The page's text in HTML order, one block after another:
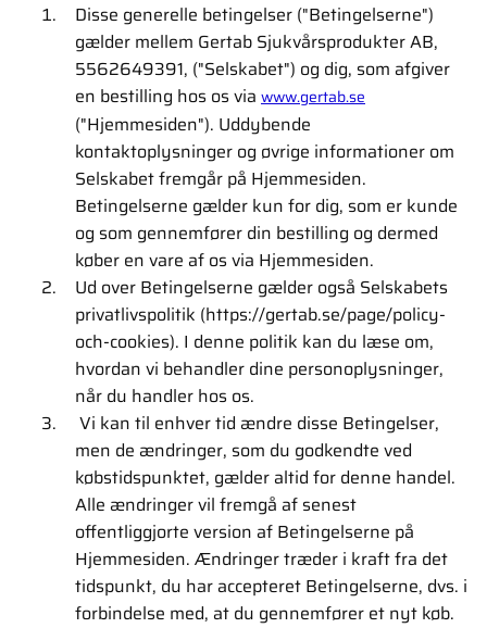
Disse generelle betingelser ("Betingelserne")
gælder mellem Gertab Sjukvårsprodukter AB,
5562649391, ("Selskabet") og dig, som afgiver
en bestilling hos os via www.gertab.se
("Hjemmesiden"). Uddybende
kontaktoplysninger og øvrige informationer om
Selskabet fremgår på Hjemmesiden.
Betingelserne gælder kun for dig, som er kunde
og som gennemfører din bestilling og dermed
køber en vare af os via Hjemmesiden.
Ud over Betingelserne gælder også Selskabets
privatlivspolitik (https://gertab.se/page/policy-
och-cookies). I denne politik kan du læse om,
hvordan vi behandler dine personoplysninger,
når du handler hos os.
Vi kan til enhver tid ændre disse Betingelser,
men de ændringer, som du godkendte ved
købstidspunktet, gælder altid for denne handel.
Alle ændringer vil fremgå af senest
offentliggjorte version af Betingelserne på
Hjemmesiden. Ændringer træder i kraft fra det
tidspunkt, du har accepteret Betingelserne, dvs. i
forbindelse med, at du gennemfører et nyt køb.